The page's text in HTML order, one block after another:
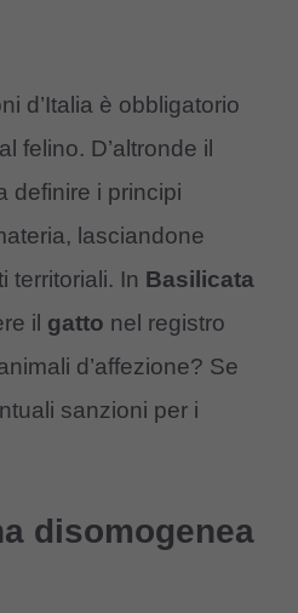
d’Italia è obbligatorio
felino. D’altronde il
definire i principi
lasciandone
territoriali. In Basilicata
il gatto nel registro
d’affezione? Se
sanzioni per i
disomogenea